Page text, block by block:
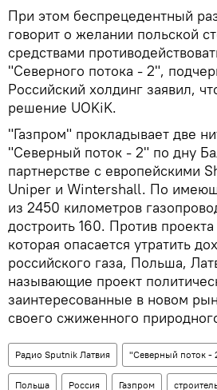
При этом беспрецедентный
говорит о желании польской
средствами
"Северного потока - 2",
Российский холдинг заявил,
решение UOKiK.
"Газпром" прокладывает две
"Северный поток - 2" по дну
партнерстве с европейскими
Uniper и Wintershall. По
из 2450 километров
достроить 160. Против
которая опасается утратить
российского газа, Польша,
называющие проект
заинтересованные в новом
своего сжиженного
Радио Sputnik Латвия "Северный поток -
Польша Россия Газпром